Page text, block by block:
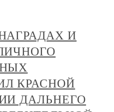
И
КРАСНОЙ
ДАЛЬНЕГО